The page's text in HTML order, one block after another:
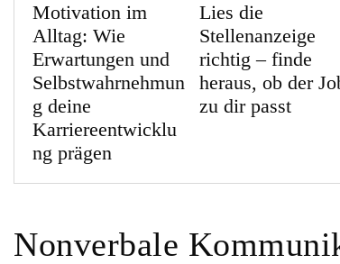
Motivation im
Alltag: Wie
Erwartungen und
Selbstwahrnehmun
g deine
Karriereentwicklu
ng prägen
Lies die
Stellenanzeige
richtig – finde
heraus, ob der
zu dir passt
Nonverbale